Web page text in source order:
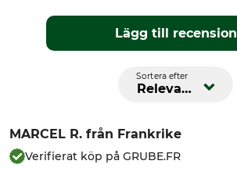
Lägg till recension
Sortera efter
Relevans
MARCEL R. från Frankrike
Verifierat köp på GRUBE.FR